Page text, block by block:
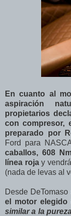
En cuanto al
aspiración
propietarios
con compresor,
preparado por
Ford para
caballos, 608
línea rojay
(nada de levas al
Desde
el motor elegido
similar a la